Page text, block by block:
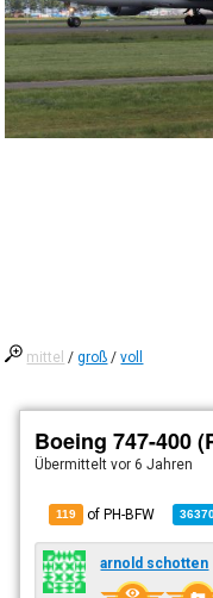
mittel /groß /voll
Boeing 747-400
Übermitteltvor 6 Jahren
119 of PH-BFW
arnold schotten